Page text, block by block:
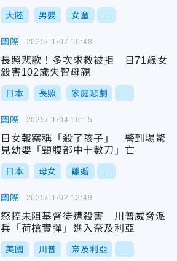
大陸 男嬰 女童
國際
長照悲歌！多次求救被拒 日71歲女
殺害102歲失智母親
日本 長照 家庭悲劇
2025/11/07 16:48
國際
日女報案稱「殺了孩子」 警到場驚
見幼嬰「頸腹部中十數刀」亡
日本 母女 離婚
2025/11/04 16:15
國際
怒控未阻基督徒遭殺害 川普威脅派
兵「荷槍實彈」進入奈及利亞
美國 川普 奈及利亞
2025/11/02 12:49